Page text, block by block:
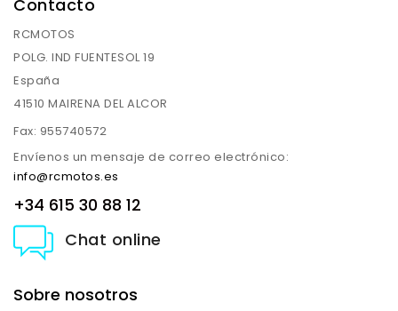
Contacto
RCMOTOS
POLG. IND FUENTESOL 19
España
41510 MAIRENA DEL ALCOR
Fax: 955740572
Envíenos un mensaje de correo electrónico:
info@rcmotos.es
+34 615 30 88 12
Chat online
Sobre nosotros